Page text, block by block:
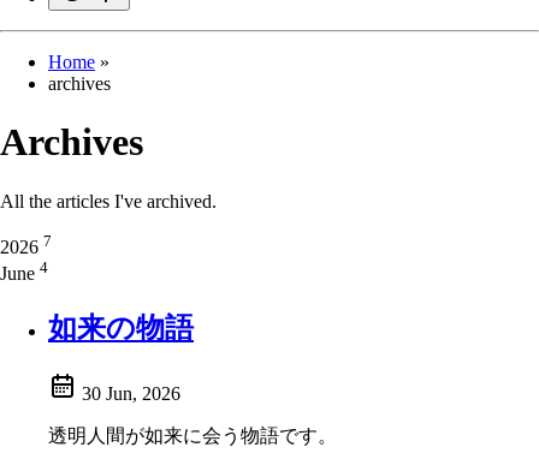
Home »
archives
Archives
All the articles I've archived.
2026 7
June 4
如来の物語
30 Jun, 2026
透明人間が如来に会う物語です。